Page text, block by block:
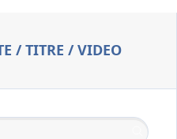
/ TITRE / VIDEO